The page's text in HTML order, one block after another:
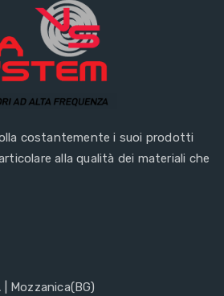
costantemente i suoi prodotti
alla qualità dei materiali che
Mozzanica(BG)